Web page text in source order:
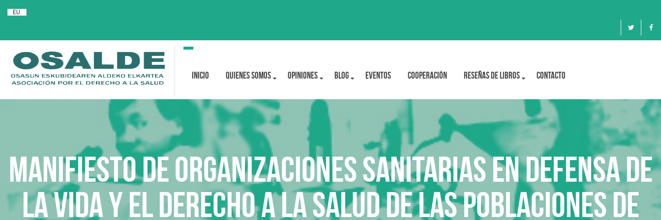
EU
Toggle
Inicio Quienes Somos OPINIONES BLOG Eventos Cooperación Reseñas de libros Contacto
MANIFIESTO DE ORGANIZACIONES SANITARIAS EN DEFENSA DE
LA VIDA Y EL DERECHO A LA SALUD DE LAS POBLACIONES DE